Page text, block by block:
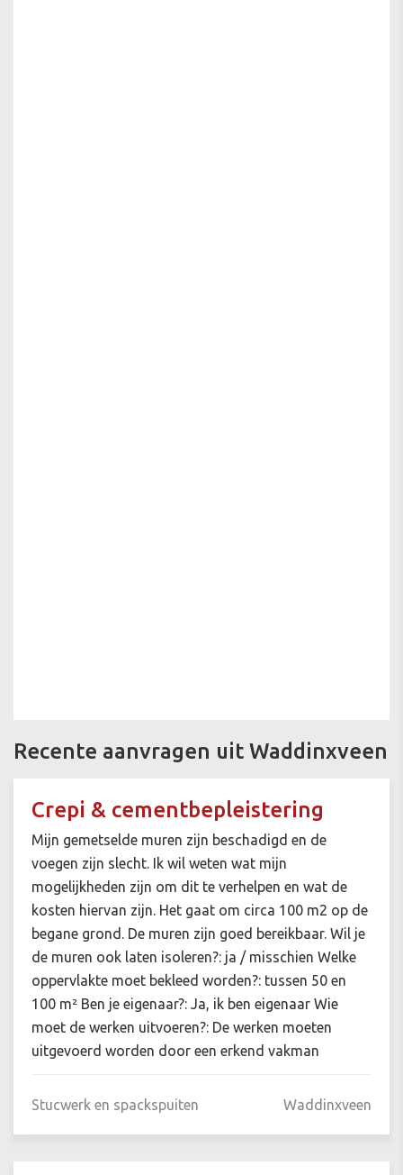
Recente aanvragen uit Waddinxveen
Crepi & cementbepleistering
Mijn gemetselde muren zijn beschadigd en de
voegen zijn slecht. Ik wil weten wat mijn
mogelijkheden zijn om dit te verhelpen en wat de
kosten hiervan zijn. Het gaat om circa 100 m2 op de
begane grond. De muren zijn goed bereikbaar. Wil je
de muren ook laten isoleren?: ja / misschien Welke
oppervlakte moet bekleed worden?: tussen 50 en
100 m² Ben je eigenaar?: Ja, ik ben eigenaar Wie
moet de werken uitvoeren?: De werken moeten
uitgevoerd worden door een erkend vakman
Stucwerk en spackspuiten Waddinxveen